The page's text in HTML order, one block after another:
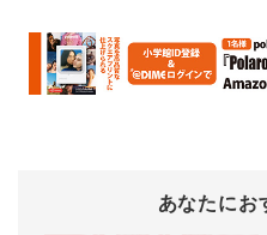
あなたにお